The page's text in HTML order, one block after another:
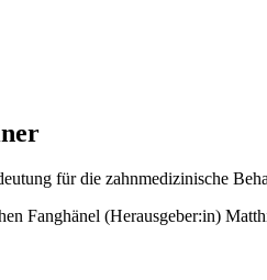
für die zahnmedizinische
Fanghänel (Herausgeber:in)